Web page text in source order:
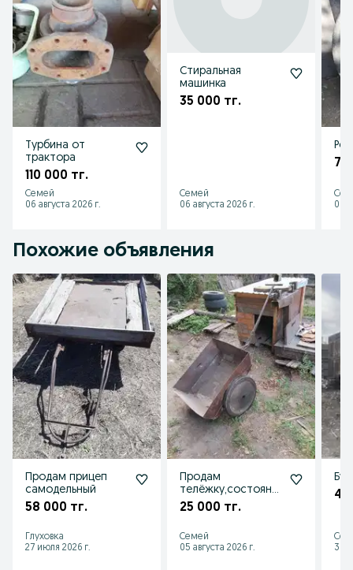
Турбина от
трактора
110 000 тг.
Семей
06 августа 2026 г.
Стиральная
машинка
35 000 тг.
Семей
06 августа 2026 г.
75
06
Похожие объявления
Продам прицеп
самодельный
58 000 тг.
Глуховка
27 июля 2026 г.
Продам
телёжку,состояни
е хорошее. …..
25 000 тг.
Семей
05 августа 2026 г.
30